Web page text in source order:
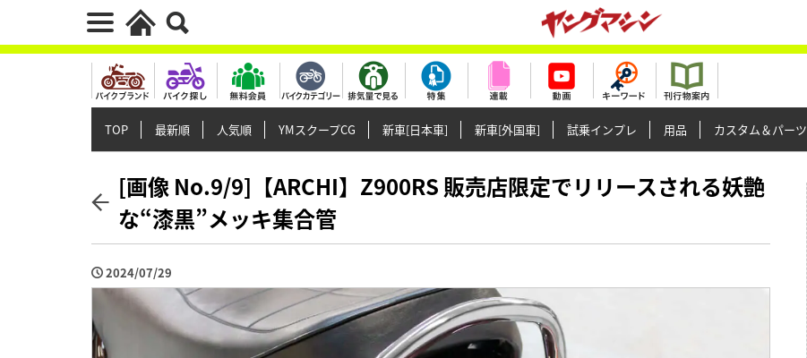
TOP 最新順 人気順 YMスクープCG 新車[日本車] 新車[外国車] 試乗インプレ 用品 カスタム＆パーツ
[画像 No.9/9]【ARCHI】Z900RS 販売店限定でリリースされる妖艶
な“漆黒”メッキ集合管
2024/07/29